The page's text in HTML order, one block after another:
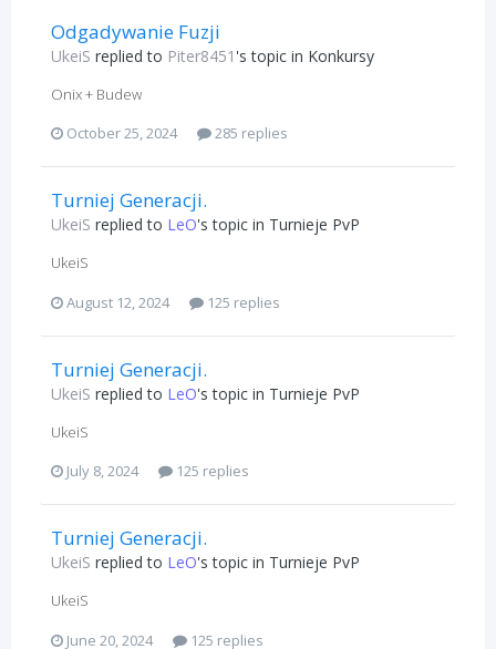
Odgadywanie Fuzji
UkeiS replied to Piter8451 's topic in Konkursy
Onix + Budew
October 25, 2024
285 replies
Turniej Generacji.
UkeiS replied to LeO's topic in Turnieje PvP
UkeiS
August 12, 2024
125 replies
Turniej Generacji.
UkeiS replied to LeO's topic in Turnieje PvP
UkeiS
July 8, 2024
125 replies
Turniej Generacji.
UkeiS replied to LeO's topic in Turnieje PvP
UkeiS
June 20, 2024
125 replies